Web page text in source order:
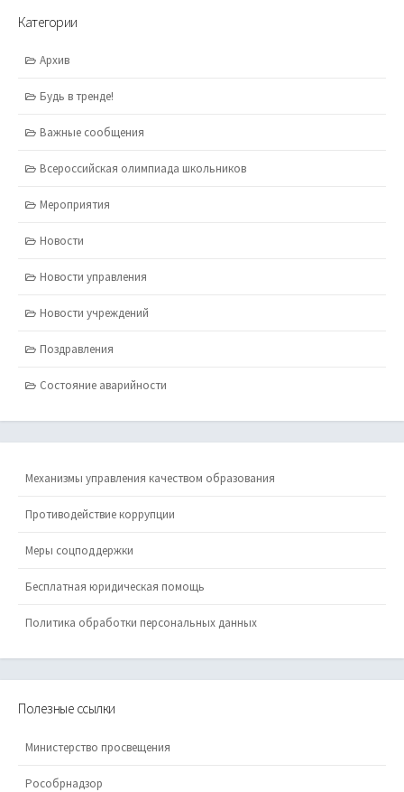
Категории
Архив
Будь в тренде!
Важные сообщения
Всероссийская олимпиада школьников
Мероприятия
Новости
Новости управления
Новости учреждений
Поздравления
Состояние аварийности
Механизмы управления качеством образования
Противодействие коррупции
Меры соцподдержки
Бесплатная юридическая помощь
Политика обработки персональных данных
Полезные ссылки
Министерство просвещения
Рособрнадзор